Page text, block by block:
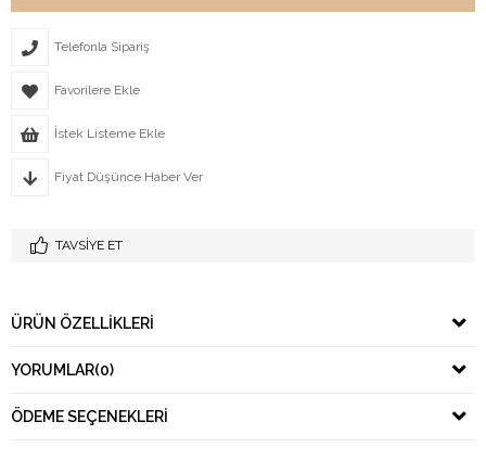
Telefonla Sipariş
Favorilere Ekle
İstek Listeme Ekle
Fiyat Düşünce Haber Ver
TAVSIYE ET
ÜRÜN ÖZELLIKLERI
YORUMLAR(0)
ÖDEME SEÇENEKLERI